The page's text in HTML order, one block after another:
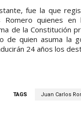
fue la que
Romero quienes
de la Constitución
de quien asuma la
24 años los
TAGS Juan Carlos